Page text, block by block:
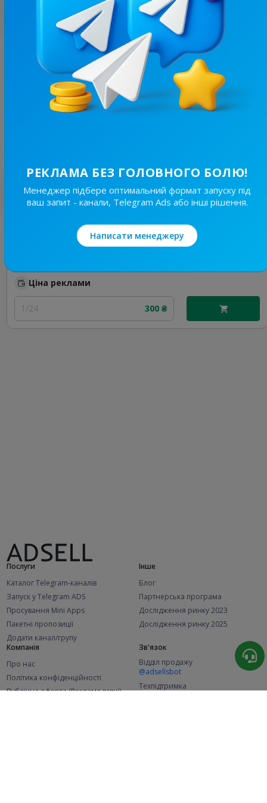
З цим каналом часто купують
29.8K/
6K
РИБАЛКА🇺🇦
Пізнавальні, Чоловіче
Ціна реклами
Найкращі за темою
17.8K/
2.9K
ТРОЩА ⚠️ Україна
Ціна реклами
1/24 300 ₴
Послуги
Каталог Telegram-каналів
Запуск у Telegram ADS
Просування Mini Apps
Пакетні пропозиції
Додати канал/групу
Інше
Блог
Партнерська програма
Дослідження ринку 2023
Дослідження ринку 2025
Компанія
Про нас
Політика конфіденційності
Публічна оферта (Рекламодавці)
Зв'язок
Відділ продажу
@adsellsbot
Техпідтримка
РЕКЛАМА БЕЗ ГОЛОВНОГО БОЛЮ!
Менеджер підбере оптимальний формат запуску під
ваш запит - канали, Telegram Ads або інші рішення.
Написати менеджеру